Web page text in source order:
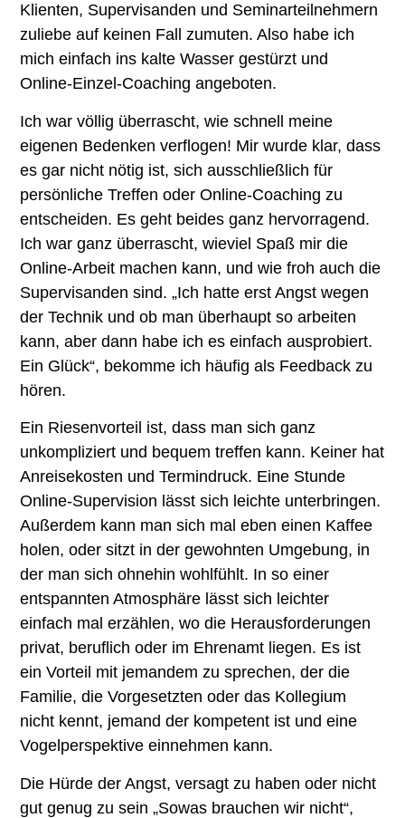
Klienten, Supervisanden und Seminarteilnehmern
zuliebe auf keinen Fall zumuten. Also habe ich
mich einfach ins kalte Wasser gestürzt und
Online-Einzel-Coaching angeboten.
Ich war völlig überrascht, wie schnell meine
eigenen Bedenken verflogen! Mir wurde klar, dass
es gar nicht nötig ist, sich ausschließlich für
persönliche Treffen oder Online-Coaching zu
entscheiden. Es geht beides ganz hervorragend.
Ich war ganz überrascht, wieviel Spaß mir die
Online-Arbeit machen kann, und wie froh auch die
Supervisanden sind. „Ich hatte erst Angst wegen
der Technik und ob man überhaupt so arbeiten
kann, aber dann habe ich es einfach ausprobiert.
Ein Glück“, bekomme ich häufig als Feedback zu
hören.
Ein Riesenvorteil ist, dass man sich ganz
unkompliziert und bequem treffen kann. Keiner hat
Anreisekosten und Termindruck. Eine Stunde
Online-Supervision lässt sich leichte unterbringen.
Außerdem kann man sich mal eben einen Kaffee
holen, oder sitzt in der gewohnten Umgebung, in
der man sich ohnehin wohlfühlt. In so einer
entspannten Atmosphäre lässt sich leichter
einfach mal erzählen, wo die Herausforderungen
privat, beruflich oder im Ehrenamt liegen. Es ist
ein Vorteil mit jemandem zu sprechen, der die
Familie, die Vorgesetzten oder das Kollegium
nicht kennt, jemand der kompetent ist und eine
Vogelperspektive einnehmen kann.
Die Hürde der Angst, versagt zu haben oder nicht
gut genug zu sein „Sowas brauchen wir nicht“,